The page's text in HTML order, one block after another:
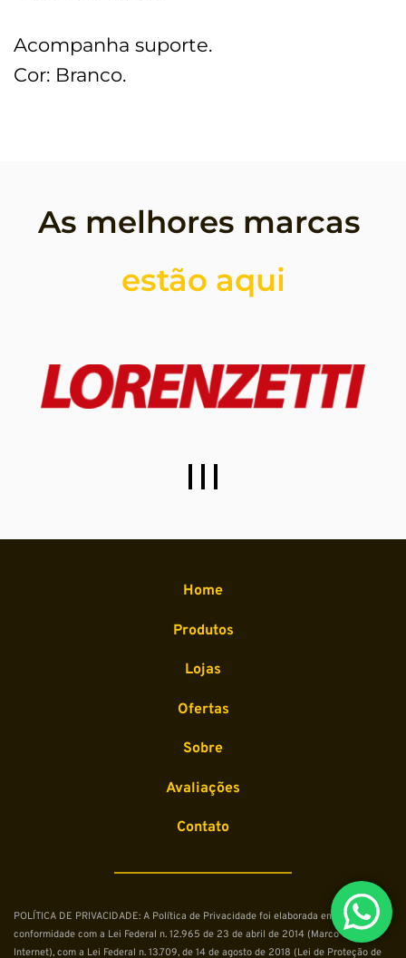
Acompanha suporte.
Cor: Branco.
estão aqui
Home
Produtos
Lojas
Ofertas
Sobre
Avaliações
Contato
POLÍTICA DE PRIVACIDADE: A Política de Privacidade foi elaborada em
conformidade com a Lei Federal n. 12.965 de 23 de abril de 2014 (Marco Civil da
Internet), com a Lei Federal n. 13.709, de 14 de agosto de 2018 (Lei de Proteção de